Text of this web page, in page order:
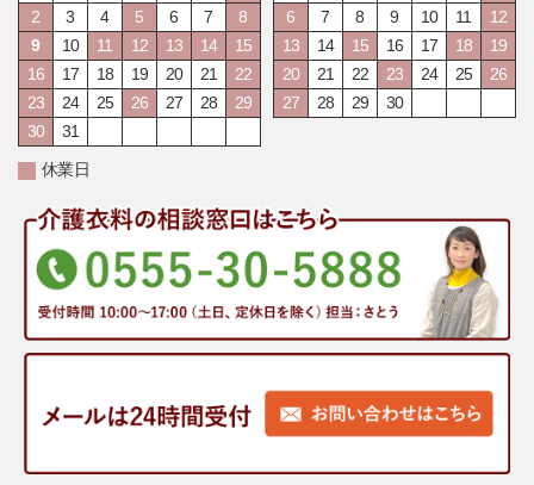
2
3 4 5 6 7
8
9
10 11 12 13 14
15
16
17 18 19 20 21
22
23
24 25 26 27 28
29
30
31
6
7 8 9 10 11
12
13
14 15 16 17 18
19
20
21 22 23 24 25
26
27
28 29 30
休業日